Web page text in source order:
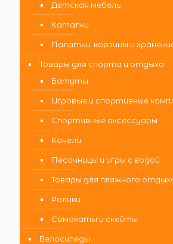
Детская мебель
Каталки
Палатки, корзины и
Товары для спорта и отдыха
Батуты
Игровые и спортивные
Спортивные аксессуары
Качели
Песочницы и игры с водой
Товары для пляжного
Ролики
Самокаты и скейты
Велосипеды